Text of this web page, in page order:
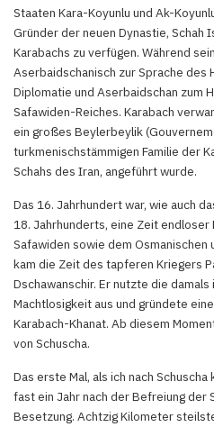
Staaten Kara-Koyunlu und Ak-
Gründer der neuen Dynastie, Schah
Karabachs zu verfügen. Während
Aserbaidschanisch zur Sprache des
Diplomatie und Aserbaidschan zum
Safawiden-Reiches. Karabach
ein großes Beylerbeylik
turkmenischstämmigen Familie der
Schahs des Iran, angeführt wurde.
Das 16. Jahrhundert war, wie auch
18. Jahrhunderts, eine Zeit
Safawiden sowie dem Osmanischen
kam die Zeit des tapferen Kriegers
Dschawanschir. Er nutzte die
Machtlosigkeit aus und gründete
Karabach-Khanat. Ab diesem
von Schuscha.
Das erste Mal, als ich nach
fast ein Jahr nach der Befreiung der
Besetzung. Achtzig Kilometer